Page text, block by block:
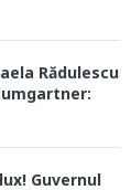
Rădulescu
Guvernul